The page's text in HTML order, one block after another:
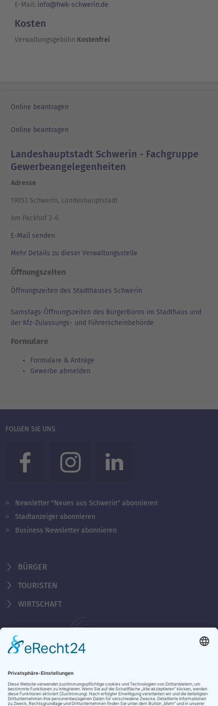
E-Mail: info@hwk-schwerin.de
Kosten
Verwaltungsgebühr: Kostenfrei
Online beantragen
Online beantragen
Landeshauptstadt Schwerin - Fachgruppe
Gewerbeangelegenheiten
Adresse
19053 Schwerin, Landeshauptstadt
Am Packhof 2-6
E-Mail senden
Mehr Details zu dieser Verwaltungsstelle
Öffnungszeiten
Öffnungszeiten des Stadthauses Schwerin
Samstags-Öffnungszeiten des BürgerBüros im Stadthaus und
der Kfz-Zulassungs- und Führerscheinbehörde
Formulare
Formulare & Anträge
Gewerbe abmelden
FOLGEN SIE UNS
Newsletter "Neues aus Schwerin" abonnieren
Stadtanzeiger abonnieren
Business Newsletter abonnieren
BÜRGER
TOURISTEN
WIRTSCHAFT
Behördennummer 115
KONTAKT
NOTRUFE & HOTLINES
JOBS
STADTANZEIGER
BROSCHÜREN